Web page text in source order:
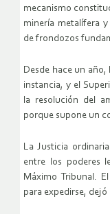
mecanismo
minería metalífera
de frondozos
Desde hace un año,
instancia, y el
la resolución del
porque supone un
La Justicia
entre los poderes
Máximo Tribunal.
para expedirse, dejó